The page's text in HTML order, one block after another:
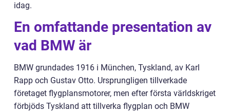
idag.
En omfattande presentation av
vad BMW är
BMW grundades 1916 i München, Tyskland, av Karl
Rapp och Gustav Otto. Ursprungligen tillverkade
företaget flygplansmotorer, men efter första världskriget
förbjöds Tyskland att tillverka flygplan och BMW